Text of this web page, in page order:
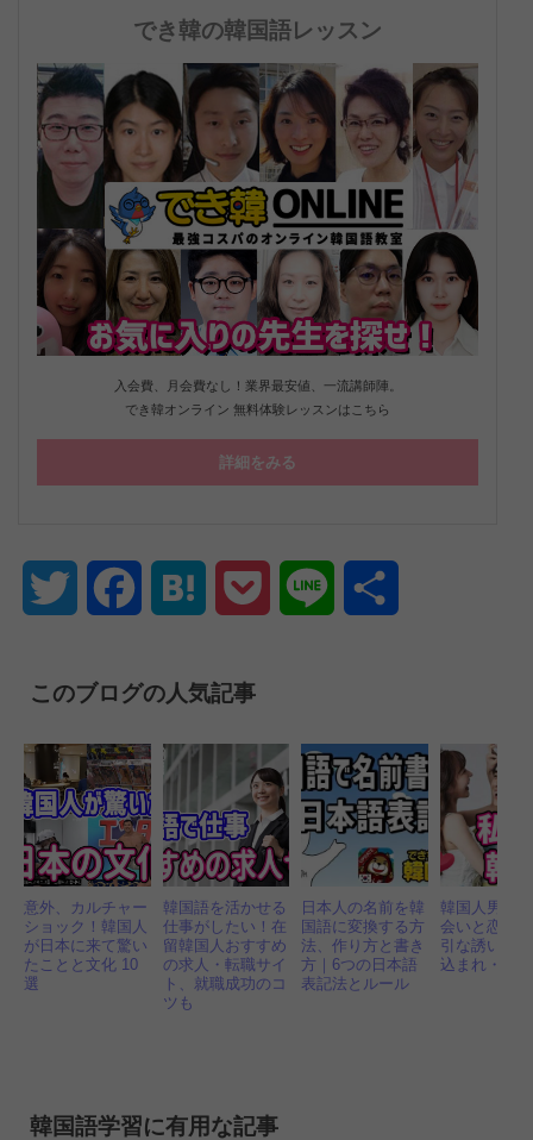
でき韓の韓国語レッスン
入会費、月会費なし！業界最安値、一流講師陣。
でき韓オンライン 無料体験レッスンはこちら
詳細をみる
Twitter FacebookHatena Pocket Line
このブログの人気記事
意外、カルチャー
ショック！韓国人
が日本に来て驚い
たことと文化 10
選
韓国語を活かせる
仕事がしたい！在
留韓国人おすすめ
の求人・転職サイ
ト、就職成功のコ
ツも
日本人の名前を韓
国語に変換する方
法、作り方と書き
方｜6つの日本語
表記法とルール
韓国人男性
会いと恋愛
引な誘い方
込まれ・・
韓国語学習に有用な記事